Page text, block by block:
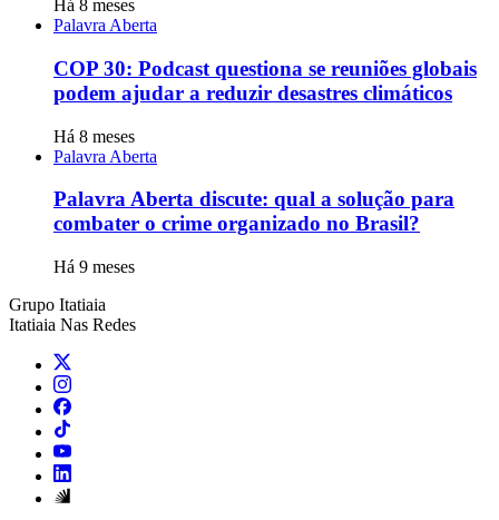
Há 8 meses
Palavra Aberta
COP 30: Podcast questiona se reuniões globais
podem ajudar a reduzir desastres climáticos
Há 8 meses
Palavra Aberta
Palavra Aberta discute: qual a solução para
combater o crime organizado no Brasil?
Há 9 meses
Grupo Itatiaia
Itatiaia Nas Redes